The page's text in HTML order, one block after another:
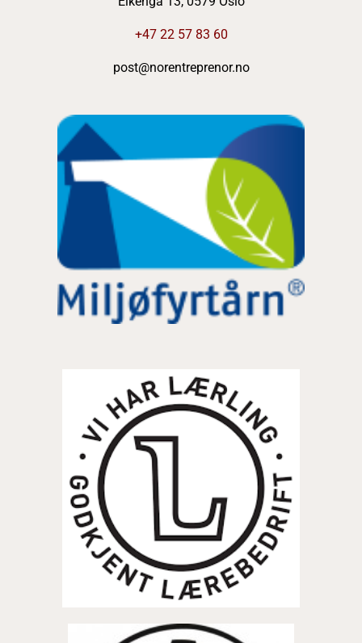
+47 22 57 83 60
post@norentreprenor.no